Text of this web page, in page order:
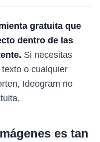
gratuita que
dentro de las
Si necesitas
o cualquier
Ideogram no
es tan